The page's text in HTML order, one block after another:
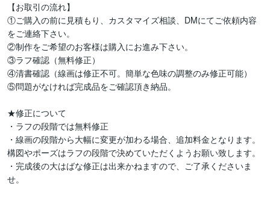
【お取引の流れ】
①ご購入の前に見積もり、カスタマイズ相談、DMにてご依頼内容
をご連絡下さい。
②制作をご希望のお客様は購入にお進み下さい。
③ラフ確認（無料修正）
④清書確認（線画は修正不可。簡単な色味の調整のみ修正可能）
⑤問題がなければ完成品をご確認頂き納品。
★修正について
・ラフの段階では無料修正
・線画の段階から大幅に変更が加わる場合、追加料金となります。
構図やポーズはラフの段階で決めていただくようお願い致します。
・完成後の大はばな修正は出来かねますので、ご了承くださいま
せ。